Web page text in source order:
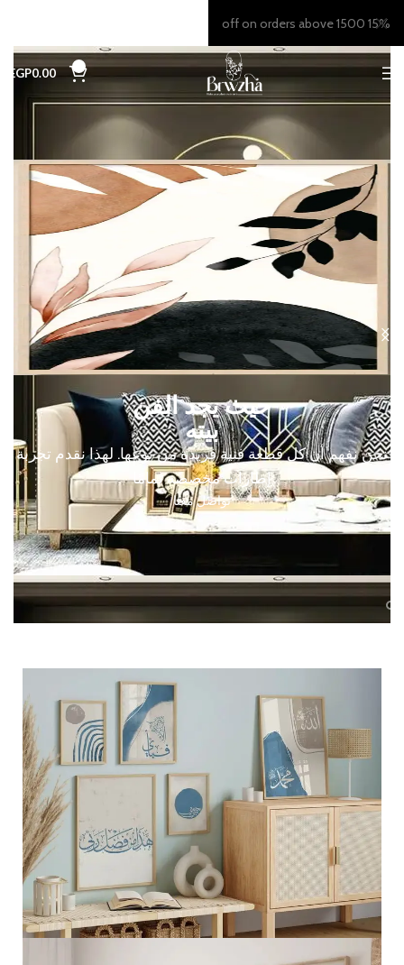
EGP0.00
حيث يجد الفن
بيته
نحن نفهم أن كل قطعة فنية فريدة من نوعها. لهذا نقدم تجربة
إطارات مخصصة تمامًا
تواصل معنا
15% off on orders above 1500